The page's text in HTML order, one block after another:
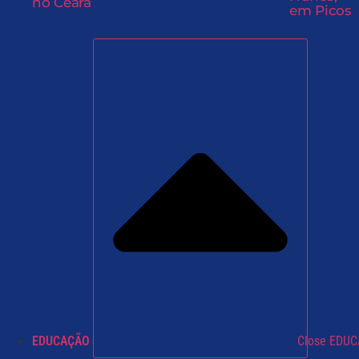
em Picos
EDUCAÇÃO Close